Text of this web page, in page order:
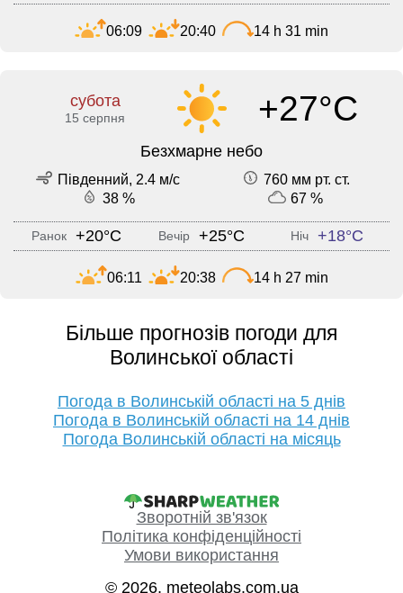
06:09 20:40 14 h 31 min
субота
15 серпня +27°C
Безхмарне небо
Південний, 2.4 м/с
760 мм рт. ст.
38 %
67 %
Ранок +20°C Вечір +25°C Ніч +18°C
06:11 20:38 14 h 27 min
Більше прогнозів погоди для
Волинської області
Погода в Волинській області на 5 днів
Погода в Волинській області на 14 днів
Погода Волинській області на місяць
Зворотній зв'язок
Політика конфіденційності
Умови використання
© 2026, meteolabs.com.ua